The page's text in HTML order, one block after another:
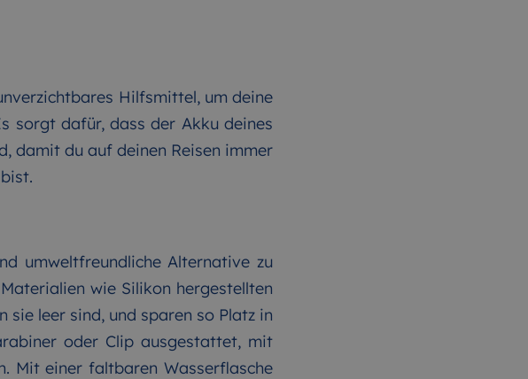
Hilfsmittel, um deine
sorgt dafür, dass der Akku deines
damit du auf deinen Reisen immer
umweltfreundliche Alternative zu
wie Silikon hergestellten
sie leer sind, und sparen so Platz in
oder Clip ausgestattet, mit
Mit einer faltbaren Wasserflasche